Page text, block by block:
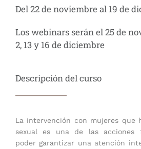
Del 22 de noviembre al 19 de
Los webinars serán el 25 de
2, 13 y 16 de diciembre
Descripción del curso
La intervención con mujeres que
sexual es una de las acciones
poder garantizar una atención